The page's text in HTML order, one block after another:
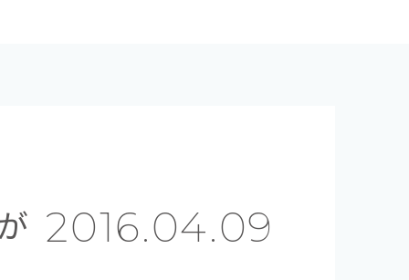
2016.04.09